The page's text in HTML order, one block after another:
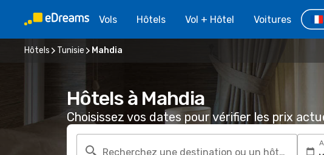
Vols Hôtels Vol + Hôtel Voitures
Hôtels Tunisie Mahdia
Hôtels à Mahdia
Choisissez vos dates pour vérifier les prix
Recherchez une destination ou un hôtel